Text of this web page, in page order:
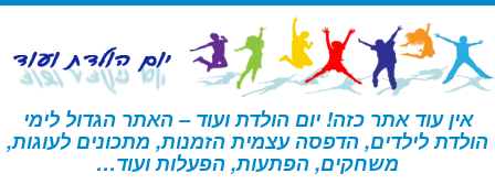
דלג
לתוכן
אין עוד אתר כזה! יום הולדת ועוד – האתר הגדול לימי
הולדת לילדים, הדפסה עצמית הזמנות, מתכונים לעוגות,
משחקים, הפתעות, הפעלות ועוד… דף הבית » הדפסות – דורה » עמוד 23